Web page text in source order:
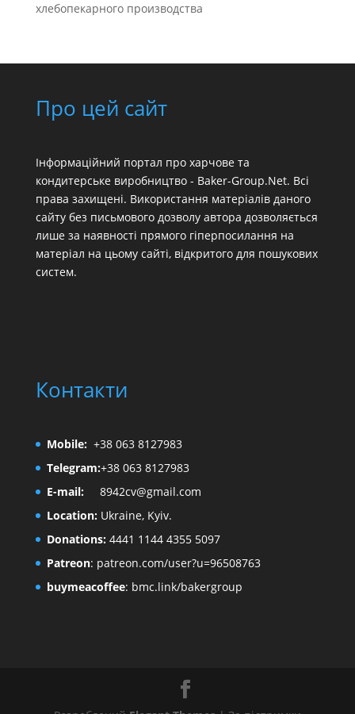
хлебопекарного производства
Про цей сайт
Інформаційний портал про харчове та
кондитерське виробництво - Baker-Group.Net. Всі
права захищені. Використання матеріалів даного
сайту без письмового дозволу автора дозволяється
лише за наявності прямого гіперпосилання на
матеріал на цьому сайті, відкритого для пошукових
систем.
Контакти
Mobile: +38 063 8127983
Telegram:+38 063 8127983
E-mail:
8942cv@gmail.com
Location:Ukraine, Kyiv.
Donations:4441 1144 4355 5097
Patreon: patreon.com/user?u=96508763
buymeacoffee: bmc.link/bakergroup